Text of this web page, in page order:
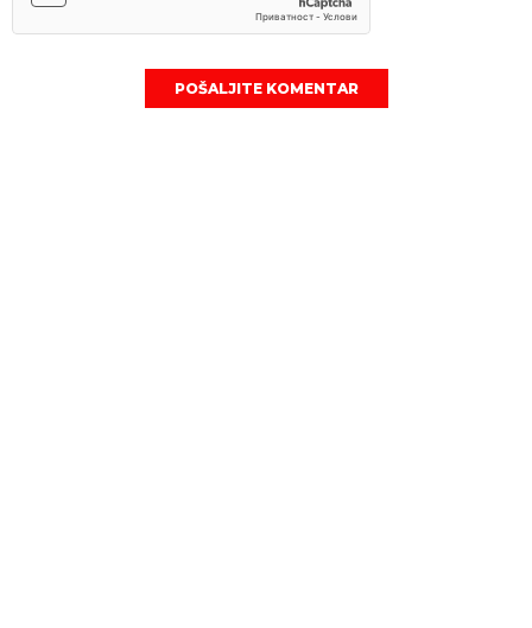
POŠALJITE KOMENTAR